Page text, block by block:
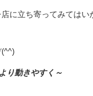
に立ち寄ってみてはい
(^^)
り動きやすく～